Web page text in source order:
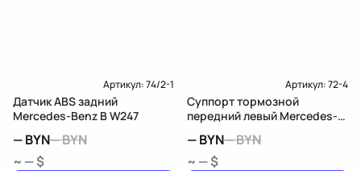
Артикул:74/2-1
Датчик ABS задний
Mercedes-Benz B W247
—BYN—BYN
~ — $
Артикул:72-4
Суппорт тормозной
передний левый Mercedes-
—BYN—BYN
~ — $